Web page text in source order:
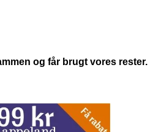
og får brugt vores rester.